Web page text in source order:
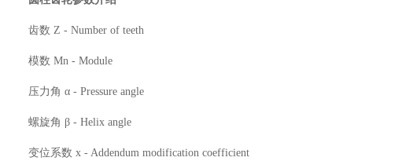
齿数 Z - Number of teeth
模数 Mn - Module
压力角 α - Pressure angle
螺旋角 β - Helix angle
变位系数 x - Addendum modification coefficient